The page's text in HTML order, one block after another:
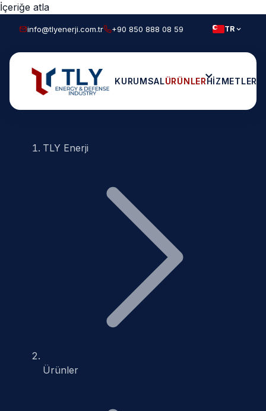
İçeriğe atla
info@tlyenerji.com.tr +90 850 888 08 59 TR
KURUMSALÜRÜNLERHIZMETLER
TLY Enerji
Ürünler